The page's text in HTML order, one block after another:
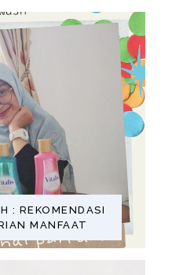
: REKOMENDASI
MANFAAT